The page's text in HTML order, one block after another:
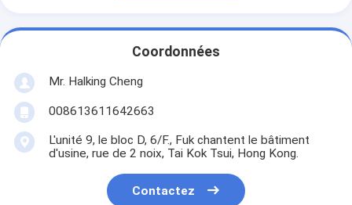
Coordonnées
Mr. Halking Cheng
008613611642663
L'unité 9, le bloc D, 6/F., Fuk chantent le bâtiment
d'usine, rue de 2 noix, Tai Kok Tsui, Hong Kong.
Contactez